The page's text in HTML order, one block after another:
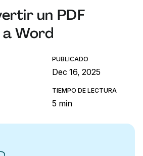
un PDF
Word
PUBLICADO
Dec 16, 2025
TIEMPO DE LECTURA
5 min